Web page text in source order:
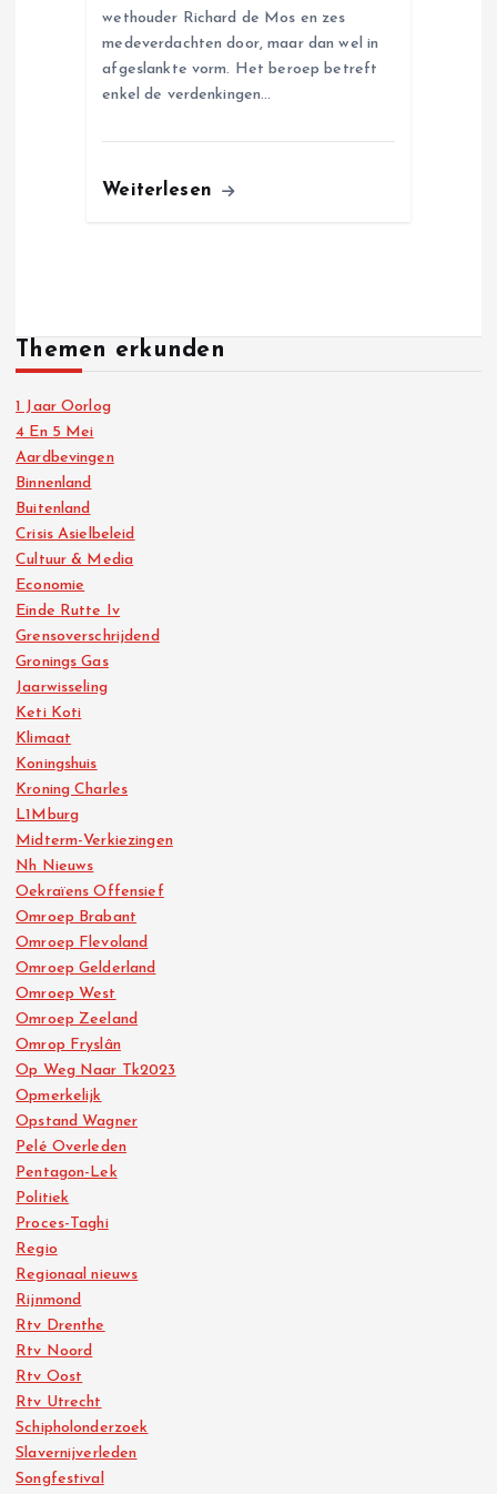
wethouder Richard de Mos en zes
medeverdachten door, maar dan wel in
afgeslankte vorm. Het beroep betreft
enkel de verdenkingen…
Weiterlesen
Themen erkunden
1 Jaar Oorlog
4 En 5 Mei
Aardbevingen
Binnenland
Buitenland
Crisis Asielbeleid
Cultuur & Media
Economie
Einde Rutte Iv
Grensoverschrijdend
Gronings Gas
Jaarwisseling
Keti Koti
Klimaat
Koningshuis
Kroning Charles
L1Mburg
Midterm-Verkiezingen
Nh Nieuws
Oekraïens Offensief
Omroep Brabant
Omroep Flevoland
Omroep Gelderland
Omroep West
Omroep Zeeland
Omrop Fryslân
Op Weg Naar Tk2023
Opmerkelijk
Opstand Wagner
Pelé Overleden
Pentagon-Lek
Politiek
Proces-Taghi
Regio
Regionaal nieuws
Rijnmond
Rtv Drenthe
Rtv Noord
Rtv Oost
Rtv Utrecht
Schipholonderzoek
Slavernijverleden
Songfestival